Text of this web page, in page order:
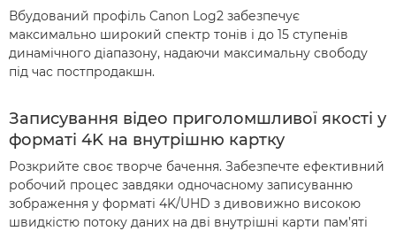
Вбудований профіль Canon Log2 забезпечує
максимально широкий спектр тонів і до 15 ступенів
динамічного діапазону, надаючи максимальну свободу
під час постпродакшн.
Записування відео приголомшливої якості у
форматі 4K на внутрішню картку
Розкрийте своє творче бачення. Забезпечте ефективний
робочий процес завдяки одночасному записуванню
зображення у форматі 4K/UHD з дивовижно високою
швидкістю потоку даних на дві внутрішні карти пам’яті